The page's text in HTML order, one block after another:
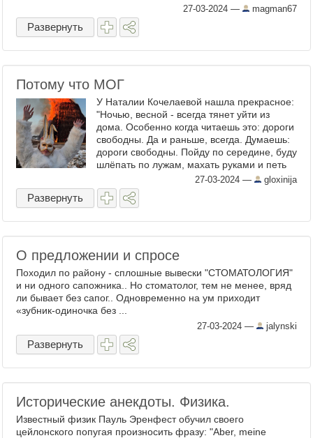
27-03-2024 — magman67
Развернуть
Потому что МОГ
У Наталии Кочелаевой нашла прекрасное:
"Ночью, весной - всегда тянет уйти из
дома. Особенно когда читаешь это: дороги
свободны. Да и раньше, всегда. Думаешь:
дороги свободны. Пойду по середине, буду
шлёпать по лужам, махать руками и петь
что-нибудь душевное. И куда-нибудь
приду. ...
27-03-2024 — gloxinija
Развернуть
О предложении и спросе
Походил по району - сплошные вывески "СТОМАТОЛОГИЯ"
и ни одного сапожника.. Но стоматолог, тем не менее, вряд
ли бывает без сапог.. Одновременно на ум приходит
«зубник-одиночка без ...
27-03-2024 — jalynski
Развернуть
Исторические анекдоты. Физика.
Известный физик Пауль Эренфест обучил своего
цейлонского попугая произносить фразу: "Aber, meine